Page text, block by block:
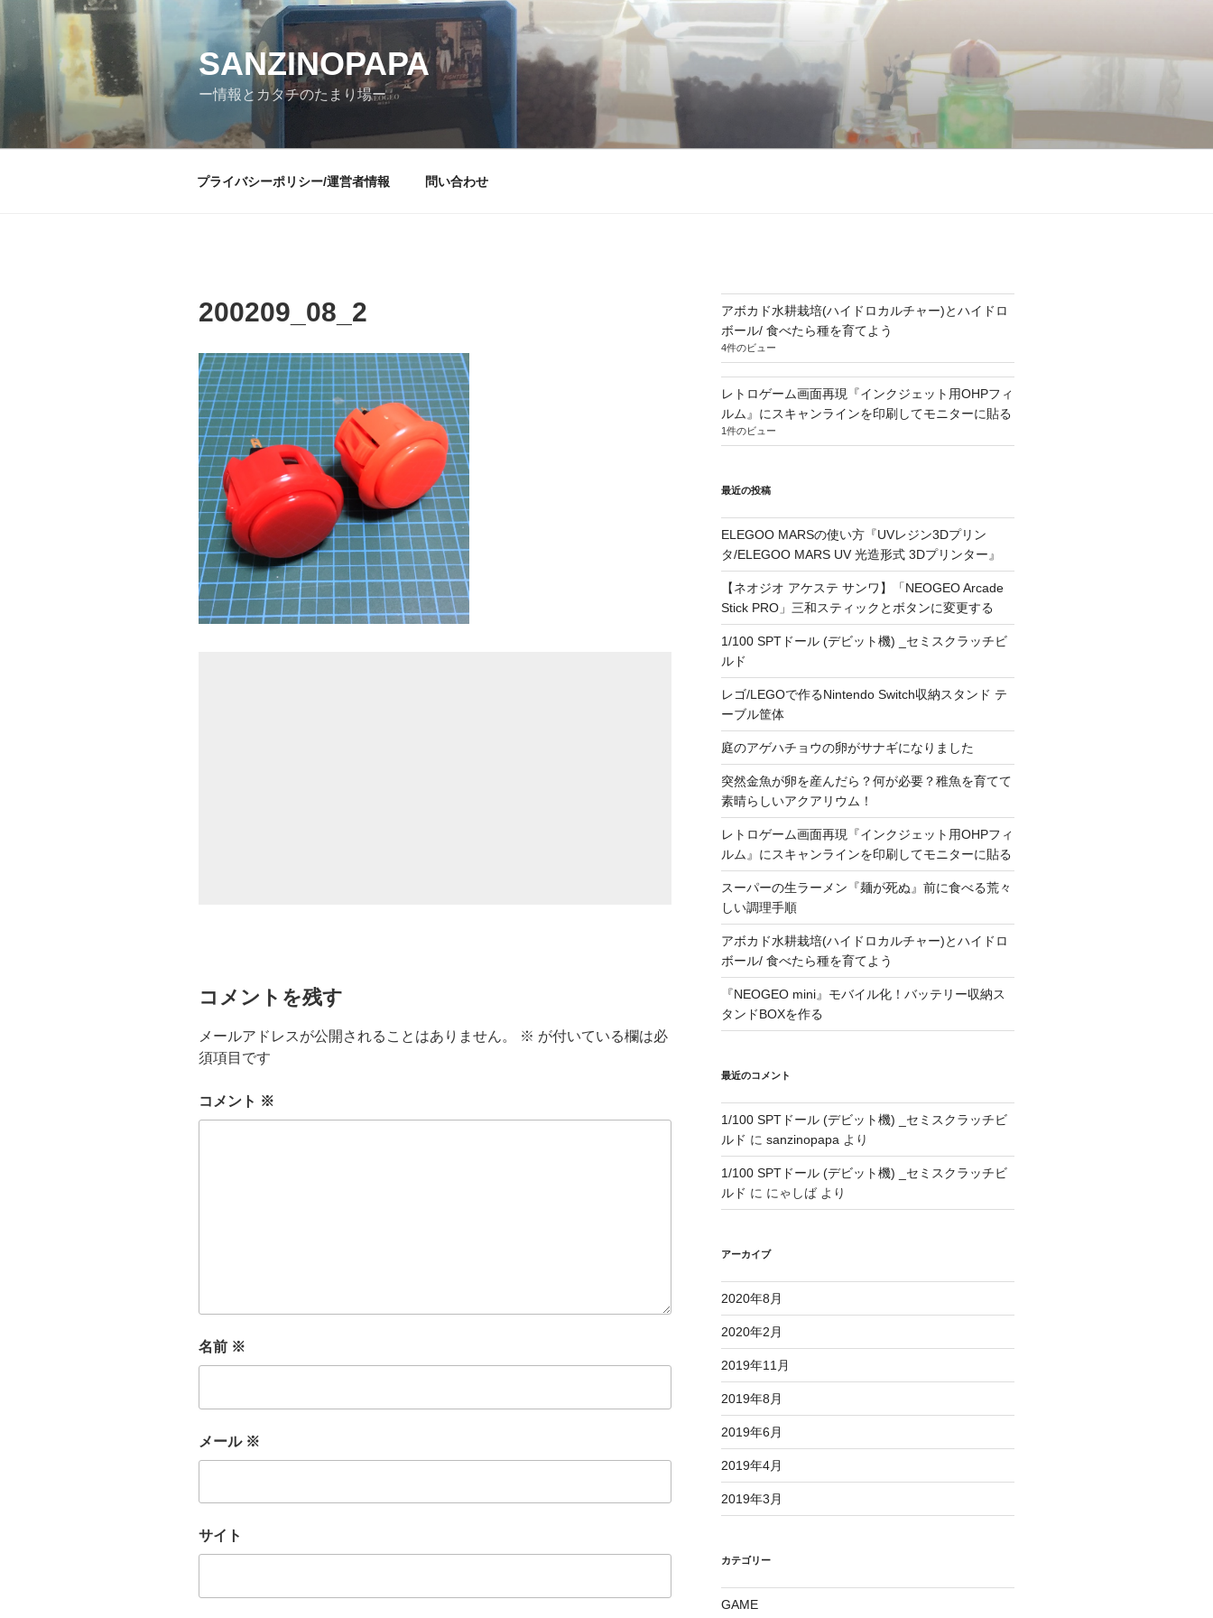
ン
SANZINOPAPA
ー情報とカタチのたまり場ー
プライバシーポリシー/運営者情報 問い合わせ
200209_08_2
コメントを残す
メールアドレスが公開されることはありません。 ※ が付いている欄は必
須項目です
コメント ※
名前 ※
メール ※
サイト
アボカド水耕栽培(ハイドロカルチャー)とハイドロ
ボール/ 食べたら種を育てよう
4件のビュー
レトロゲーム画面再現『インクジェット用OHPフィ
ルム』にスキャンラインを印刷してモニターに貼る
1件のビュー
最近の投稿
ELEGOO MARSの使い方『UVレジン3Dプリン
タ/ELEGOO MARS UV 光造形式 3Dプリンター』
【ネオジオ アケステ サンワ】「NEOGEO Arcade
Stick PRO」三和スティックとボタンに変更する
1/100 SPTドール (デビット機) _セミスクラッチビ
ルド
レゴ/LEGOで作るNintendo Switch収納スタンド テ
ーブル筐体
庭のアゲハチョウの卵がサナギになりました
突然金魚が卵を産んだら？何が必要？稚魚を育てて
素晴らしいアクアリウム！
レトロゲーム画面再現『インクジェット用OHPフィ
ルム』にスキャンラインを印刷してモニターに貼る
スーパーの生ラーメン『麺が死ぬ』前に食べる荒々
しい調理手順
アボカド水耕栽培(ハイドロカルチャー)とハイドロ
ボール/ 食べたら種を育てよう
『NEOGEO mini』モバイル化！バッテリー収納ス
タンドBOXを作る
最近のコメント
1/100 SPTドール (デビット機) _セミスクラッチビ
ルド に sanzinopapa より
1/100 SPTドール (デビット機) _セミスクラッチビ
ルド に にゃしばより
アーカイブ
2020年8月
2020年2月
2019年11月
2019年8月
2019年6月
2019年4月
2019年3月
カテゴリー
GAME